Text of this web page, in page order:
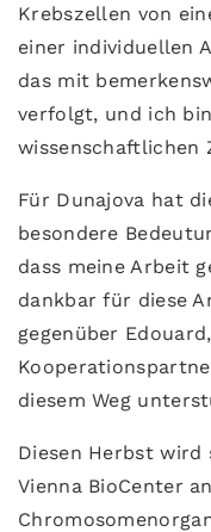
Krebszellen von
einer individuellen
das mit
verfolgt, und ich
wissenschaftlichen
Für Dunajova hat
besondere
dass meine Arbeit
dankbar für diese
gegenüber
diesem Weg
Diesen Herbst wird
Vienna BioCenter